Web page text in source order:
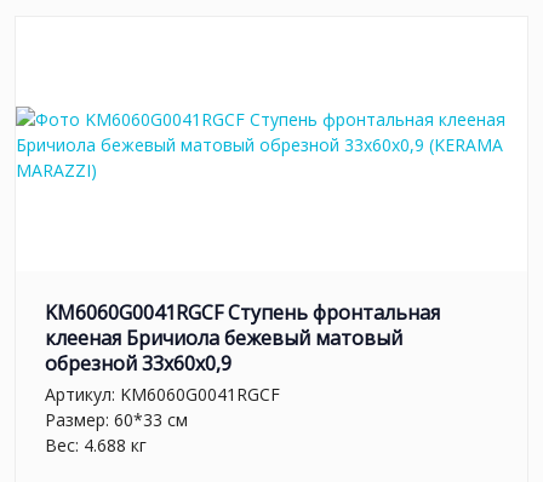
KM6060G0041RGCF Ступень фронтальная
клееная Бричиола бежевый матовый
обрезной 33x60x0,9
Артикул: KM6060G0041RGCF
Размер: 60*33 см
Вес: 4.688 кг